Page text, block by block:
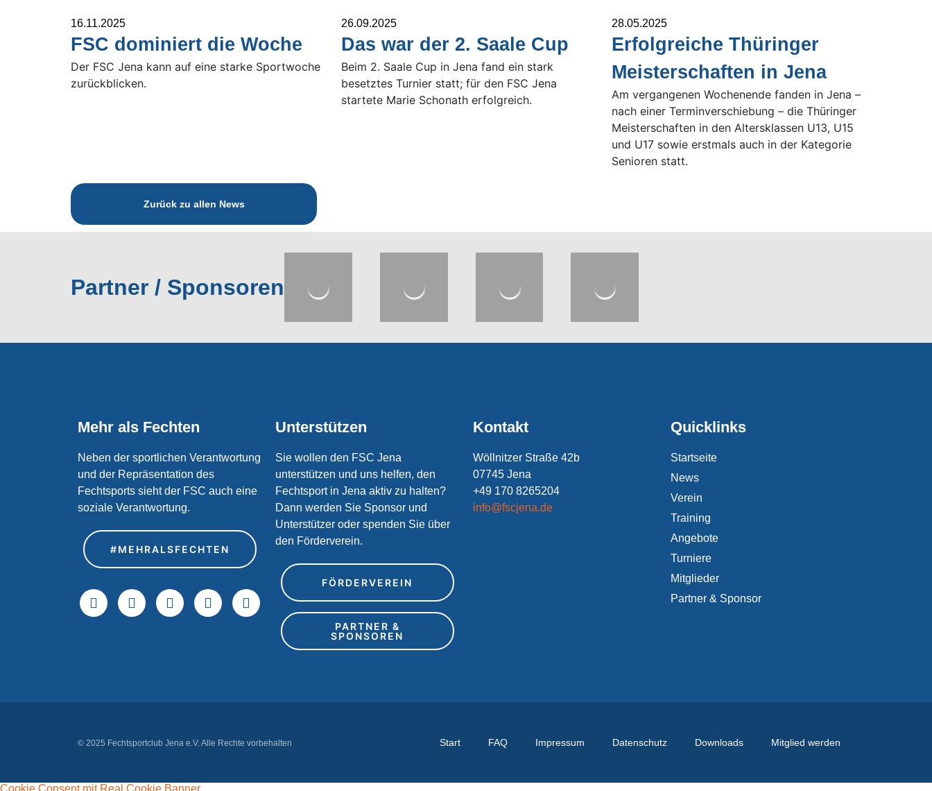
16.11.2025
FSC dominiert die Woche
Der FSC Jena kann auf eine starke Sportwoche
zurückblicken.
26.09.2025
Das war der 2. Saale Cup
Beim 2. Saale Cup in Jena fand ein stark
besetztes Turnier statt; für den FSC Jena
startete Marie Schonath erfolgreich.
28.05.2025
Erfolgreiche Thüringer
Meisterschaften in Jena
Am vergangenen Wochenende fanden in Jena –
nach einer Terminverschiebung – die Thüringer
Meisterschaften in den Altersklassen U13, U15
und U17 sowie erstmals auch in der Kategorie
Senioren statt.
Zurück zu allen News
Partner / Sponsoren
Mehr als Fechten
Neben der sportlichen Verantwortung
und der Repräsentation des
Fechtsports sieht der FSC auch eine
soziale Verantwortung.
#MEHRALSFECHTEN
Unterstützen
Sie wollen den FSC Jena
unterstützen und uns helfen, den
Fechtsport in Jena aktiv zu halten?
Dann werden Sie Sponsor und
Unterstützer oder spenden Sie über
den Förderverein.
FÖRDERVEREIN
PARTNER &
SPONSOREN
Kontakt
Wöllnitzer Straße 42b
07745 Jena
+49 170 8265204
info@fscjena.de
Quicklinks
Startseite
News
Verein
Training
Angebote
Turniere
Mitglieder
Partner & Sponsor
© 2025 Fechtsportclub Jena e.V. Alle Rechte vorbehalten Start FAQ Impressum Datenschutz Downloads Mitglied werden
Cookie Consent mit Real Cookie Banner